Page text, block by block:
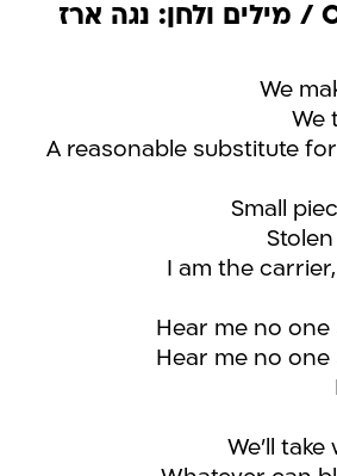
Off The Radar / מילים ולחן: נגה ארז
We
We
A reasonable substitute
Small
I am the
Hear me no one
Hear me no one
We'll take